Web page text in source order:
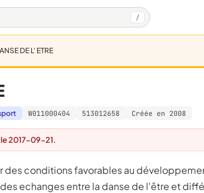
/
DE L' ETRE
W011000404 513012658 Créée en 2008
2017-09-21.
echanges entre la danse de l'être et